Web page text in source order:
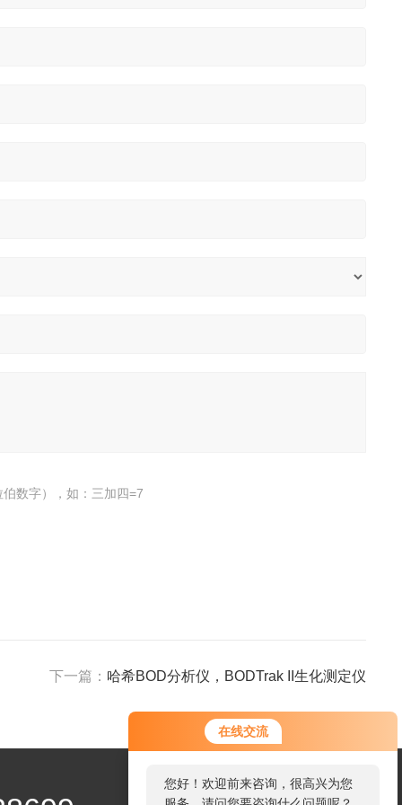
在线交流
您好！欢迎前来咨询，很高兴为您
服务，请问您要咨询什么问题呢？
您好，看您停留很久了，是否找到
数字），如：三加四=7
下一篇： 哈希BOD分析仪，BODTrak II生化测定仪